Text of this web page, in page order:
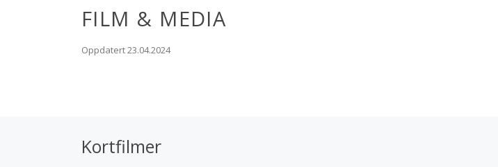
FILM & MEDIA
Oppdatert 23.04.2024
Kortfilmer